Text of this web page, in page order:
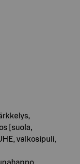
[suola,
valkosipuli,